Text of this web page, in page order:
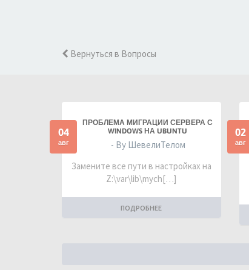
Вернуться в Вопросы
04
авг
ПРОБЛЕМА МИГРАЦИИ СЕРВЕРА С
WINDOWS НА UBUNTU
- By ШевелиТелом
Замените все пути в настройках на
Z:\var\lib\mych[…]
ПОДРОБНЕЕ
02
авг